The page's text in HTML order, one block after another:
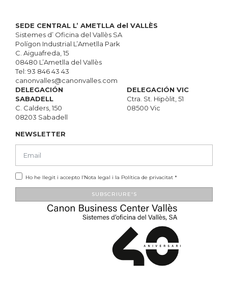
SEDE CENTRAL L’ AMETLLA del VALLÈS
Sistemes d’ Oficina del Vallès SA
Polígon Industrial L’Ametlla Park
C. Aiguafreda, 15
08480 L’Ametlla del Vallès
Tel: 93 846 43 43
canonvalles@canonvalles.com
DELEGACIÓN
SABADELL
C. Calders, 150
08203 Sabadell
DELEGACIÓN VIC
Ctra. St. Hipòlit, 51
08500 Vic
NEWSLETTER
Ho he llegit i accepto l’Nota legal i la Política de privacitat *
SUBSCRIURE'S
Alternative: